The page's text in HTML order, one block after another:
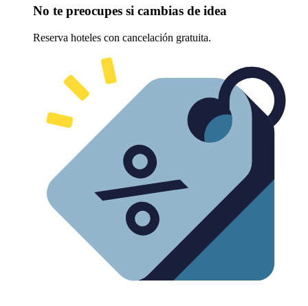
No te preocupes si cambias de idea
Reserva hoteles con cancelación gratuita.